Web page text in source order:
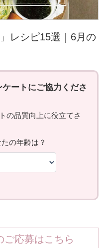
レシピ15選｜6月の
ご応募はこちら